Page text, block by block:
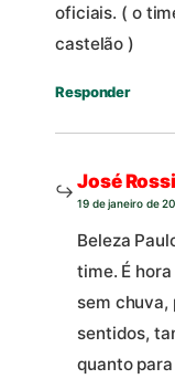
oficiais. ( o
castelão )
Responder
José
19 de janeiro de
Beleza
time. É
sem chuva,
sentidos,
quanto